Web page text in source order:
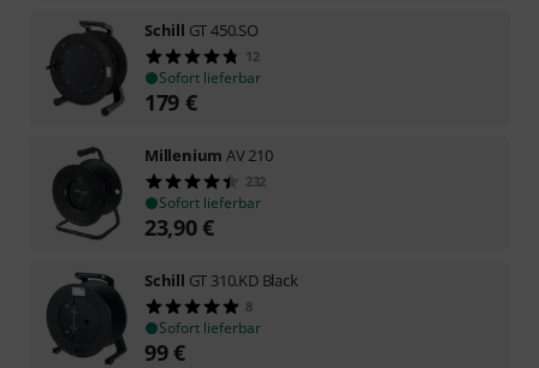
Schill GT 450.SO
12
Sofort lieferbar
179 €
Millenium AV 210
232
Sofort lieferbar
23,90€
Schill GT 310.KD Black
8
Sofort lieferbar
99€